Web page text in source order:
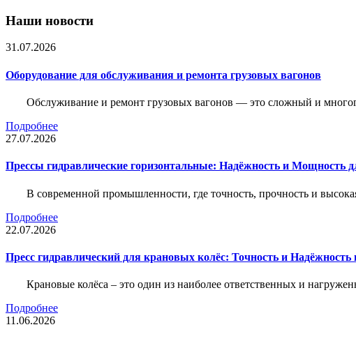
Наши новости
31.07.2026
Оборудование для обслуживания и ремонта грузовых вагонов
Обслуживание и ремонт грузовых вагонов — это сложный и
Подробнее
27.07.2026
Прессы гидравлические горизонтальные: Надёжность и Мощность
В современной промышленности, где точность, прочность и
Подробнее
22.07.2026
Пресс гидравлический для крановых колёс: Точность и
Крановые колёса – это один из наиболее ответственных и
Подробнее
11.06.2026